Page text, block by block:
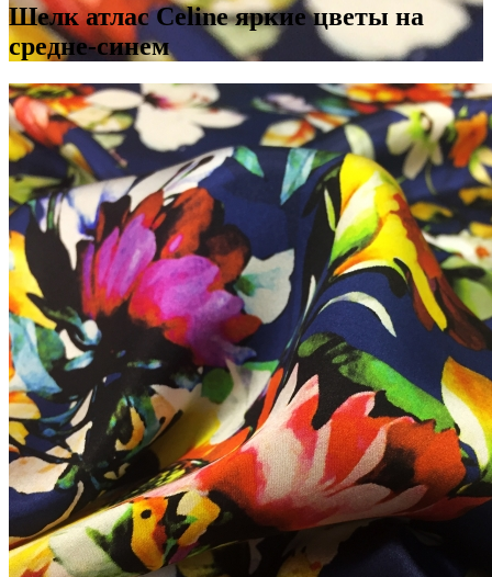
Шелк атлас Celine яркие цветы на
средне-синем